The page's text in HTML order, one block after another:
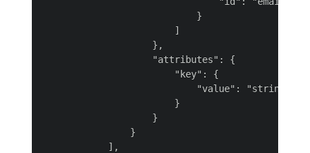
                            }
                        ]
                    },
                    "attributes": {
                        "key": {
                            "value": "string"
                        }
                    }
                }
            ],